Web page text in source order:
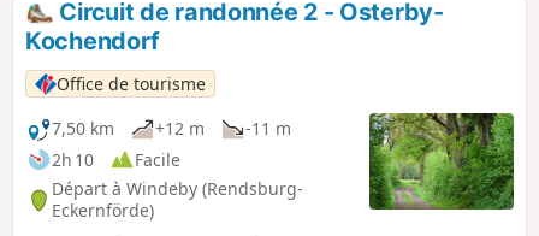
Circuit de randonnée 2 - Osterby-
Kochendorf
Office de tourisme
7,50 km
+12 m
-11 m
2h 10
Facile
Départ à Windeby (Rendsburg-
Eckernförde)